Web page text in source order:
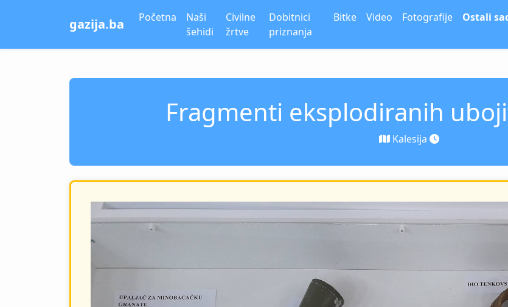
gazija.ba Početna
Naši
šehidi
Civilne
žrtve
Dobitnici
priznanja
Bitke Video Fotografije Ostali
Fragmenti eksplodiranih
Kalesija